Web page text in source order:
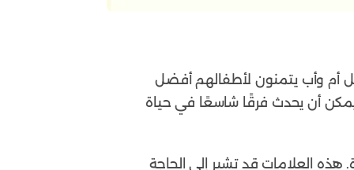
أم وأب يتمنون لأطفالهم أفضل
أن يحدث فرقًا شاسعًا في حياة
هذه العلامات قد تشير إلى الحاجة